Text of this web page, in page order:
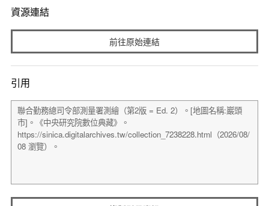
資源連結
前往原始連結
引用